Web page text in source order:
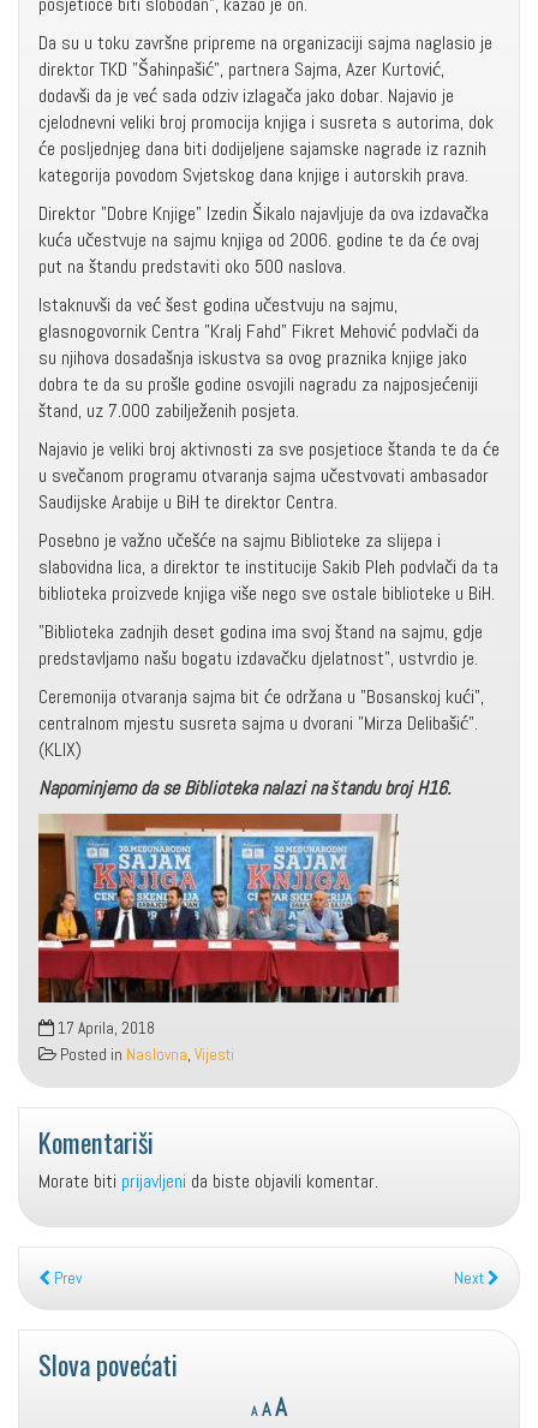
Da su u toku završne pripreme na organizaciji sajma naglasio je
direktor TKD "Šahinpašić", partnera Sajma, Azer Kurtović,
dodavši da je već sada odziv izlagača jako dobar. Najavio je
cjelodnevni veliki broj promocija knjiga i susreta s autorima, dok
će posljednjeg dana biti dodijeljene sajamske nagrade iz raznih
kategorija povodom Svjetskog dana knjige i autorskih prava.
Direktor "Dobre Knjige" Izedin Šikalo najavljuje da ova izdavačka
kuća učestvuje na sajmu knjiga od 2006. godine te da će ovaj
put na štandu predstaviti oko 500 naslova.
Istaknuvši da već šest godina učestvuju na sajmu,
glasnogovornik Centra "Kralj Fahd" Fikret Mehović podvlači da
su njihova dosadašnja iskustva sa ovog praznika knjige jako
dobra te da su prošle godine osvojili nagradu za najposjećeniji
štand, uz 7.000 zabilježenih posjeta.
Najavio je veliki broj aktivnosti za sve posjetioce štanda te da će
u svečanom programu otvaranja sajma učestvovati ambasador
Saudijske Arabije u BiH te direktor Centra.
Posebno je važno učešće na sajmu Biblioteke za slijepa i
slabovidna lica, a direktor te institucije Sakib Pleh podvlači da ta
biblioteka proizvede knjiga više nego sve ostale biblioteke u BiH.
"Biblioteka zadnjih deset godina ima svoj štand na sajmu, gdje
predstavljamo našu bogatu izdavačku djelatnost", ustvrdio je.
Ceremonija otvaranja sajma bit će održana u "Bosanskoj kući",
centralnom mjestu susreta sajma u dvorani "Mirza Delibašić".
(KLIX)
Napominjemo da se Biblioteka nalazi na štandu broj H16.
17 Aprila, 2018
Posted in Naslovna, Vijesti
Komentariši
Morate biti prijavljeni da biste objavili komentar.
Prev Next
Slova povećati
A
Decrease
font
A Reset
AIncrease